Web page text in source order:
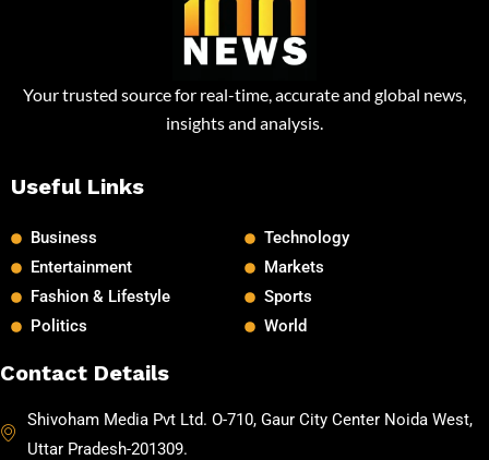
Your trusted source for real-time, accurate and global news,
insights and analysis.
Useful Links
Business
Entertainment
Fashion & Lifestyle
Politics
Technology
Markets
Sports
World
Contact Details
Shivoham Media Pvt Ltd. O-710, Gaur City Center Noida West,
Uttar Pradesh-201309.